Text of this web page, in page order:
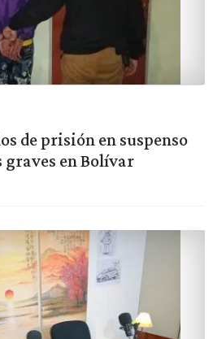
de prisión en suspenso
graves en Bolívar